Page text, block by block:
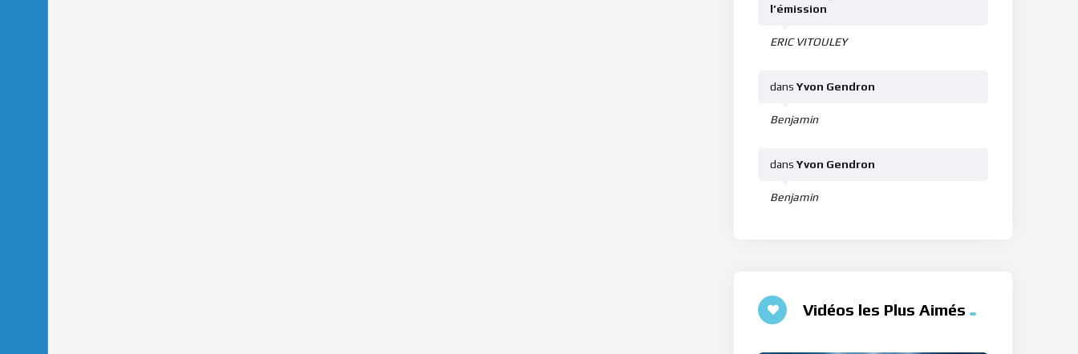
ERIC VITOULEY
l’émission
Benjamin
dansYvon Gendron
Benjamin
dansYvon Gendron
Vidéos les Plus Aimés